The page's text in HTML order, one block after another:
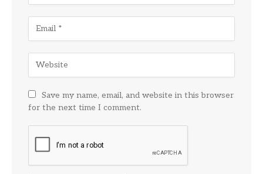
Save my name, email, and website in this browser
for the next time I comment.